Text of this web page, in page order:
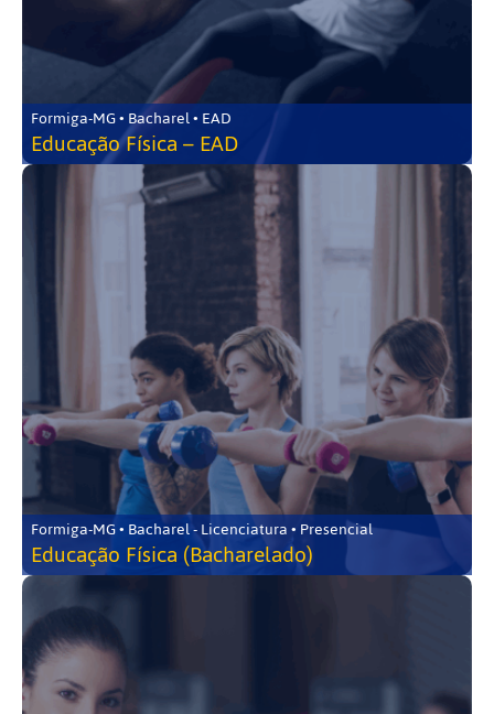
Formiga-MG • Bacharel • EAD
Educação Física – EAD
Formiga-MG • Bacharel - Licenciatura • Presencial
Educação Física (Bacharelado)